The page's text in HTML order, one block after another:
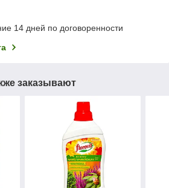
14 дней по договоренности
заказывают